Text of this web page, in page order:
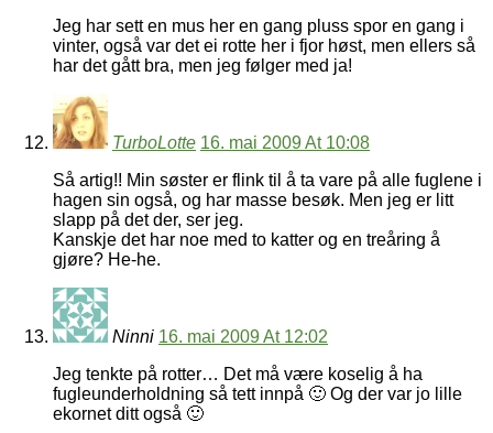
Jeg har sett en mus her en gang pluss spor en gang i
vinter, også var det ei rotte her i fjor høst, men ellers så
har det gått bra, men jeg følger med ja!
TurboLotte 16. mai 2009 At 10:08
Så artig!! Min søster er flink til å ta vare på alle fuglene i
hagen sin også, og har masse besøk. Men jeg er litt
slapp på det der, ser jeg.
Kanskje det har noe med to katter og en treåring å
gjøre? He-he.
Ninni 16. mai 2009 At 12:02
Jeg tenkte på rotter… Det må være koselig å ha
fugleunderholdning så tett innpå 🙂 Og der var jo lille
ekornet ditt også 🙂